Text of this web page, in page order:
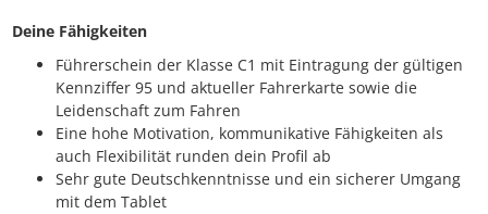
Deine Fähigkeiten
Führerschein der Klasse C1 mit Eintragung der gültigen
Kennziffer 95 und aktueller Fahrerkarte sowie die
Leidenschaft zum Fahren
Eine hohe Motivation, kommunikative Fähigkeiten als
auch Flexibilität runden dein Profil ab
Sehr gute Deutschkenntnisse und ein sicherer Umgang
mit dem Tablet